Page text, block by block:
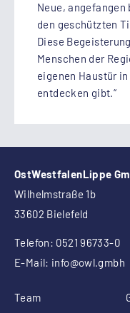
Neue, angefangen
den geschützten
Diese
Menschen der
eigenen Haustür
entdecken gibt.“
OstWestfalenLippe
Wilhelmstraße 1b
33602 Bielefeld
Telefon: 0521 96733-0
E-Mail: info@owl.gmbh
Team